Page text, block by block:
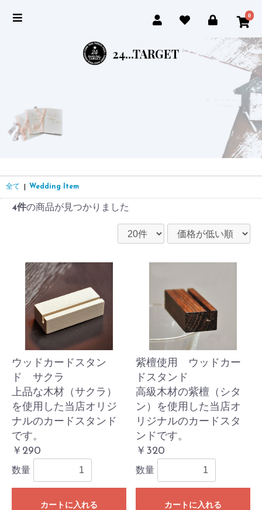
0
24...TARGET
全て Wedding Item
4件の商品が見つかりました
ウッドカードスタン
ド サクラ
上品な木材（サクラ）
を使用した当店オリジ
ナルのカードスタンド
です。
￥290
数量
カートに入れる
紫檀使用 ウッドカー
ドスタンド
高級木材の紫檀（シタ
ン）を使用した当店オ
リジナルのカードスタ
ンドです。
￥320
数量
カートに入れる